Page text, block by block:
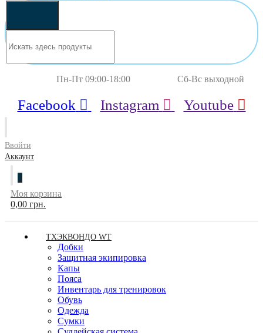
Пн-Пт 09:00-18:00 Сб-Вс выходной
Facebook Instagram Youtube
Ввойти
Аккаунт
0
Моя корзина
0,00 грн.
ТХЭКВОНДО WT
Добки
Защитная экипировка
Капы
Пояса
Инвентарь для тренировок
Обувь
Одежда
Сумки